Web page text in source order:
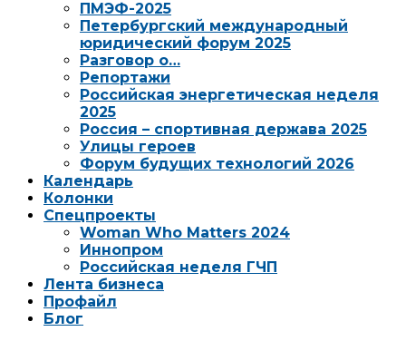
ПМЭФ-2025
Петербургский международный
юридический форум 2025
Разговор о…
Репортажи
Российская энергетическая неделя
2025
Россия – спортивная держава 2025
Улицы героев
Форум будущих технологий 2026
Календарь
Колонки
Спецпроекты
Woman Who Matters 2024
Иннопром
Российская неделя ГЧП
Лента бизнеса
Профайл
Блог